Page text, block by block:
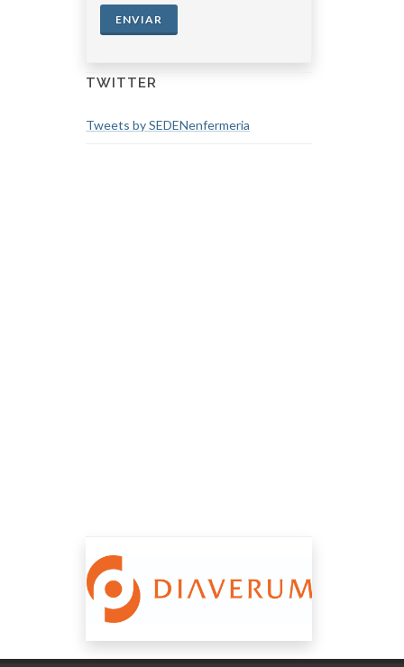
ENVIAR
TWITTER
Tweets by SEDENenfermeria